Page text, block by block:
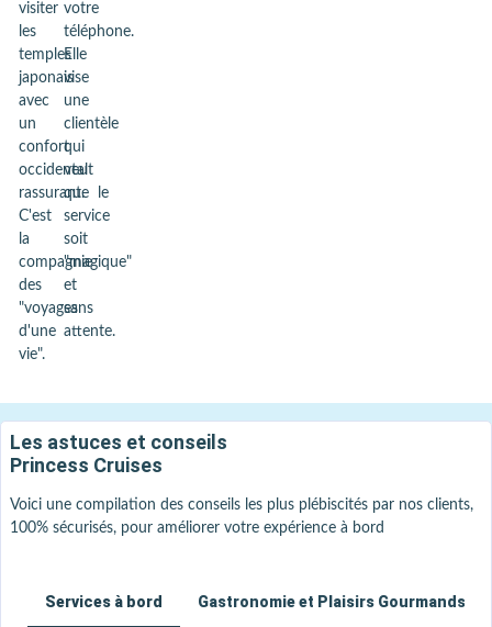
visiter
les
temples
japonais
avec
un
confort
occidental
rassurant.
C'est
la
compagnie
des
"voyages
d'une
vie".
votre
téléphone.
Elle
vise
une
clientèle
qui
veut
que le
service
soit
"magique"
et
sans
attente.
Les astuces et conseils
Princess Cruises
Voici une compilation des conseils les plus plébiscités par nos clients,
100% sécurisés, pour améliorer votre expérience à bord
Services à bord Gastronomie et Plaisirs Gourmands